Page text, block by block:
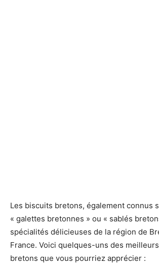
Les biscuits bretons, également connus
« galettes bretonnes » ou « sablés
spécialités délicieuses de la région de
France. Voici quelques-uns des
bretons que vous pourriez apprécier :